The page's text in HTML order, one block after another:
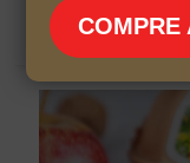
RECOMENDADO
COMPRE